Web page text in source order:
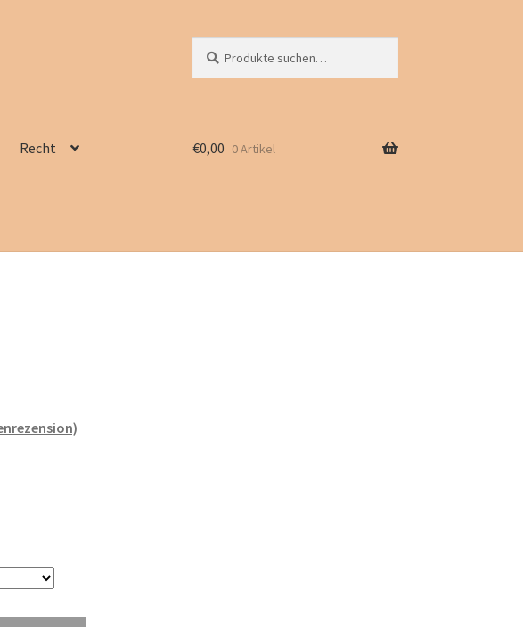
nach:
Recht €0,00 0 Artikel